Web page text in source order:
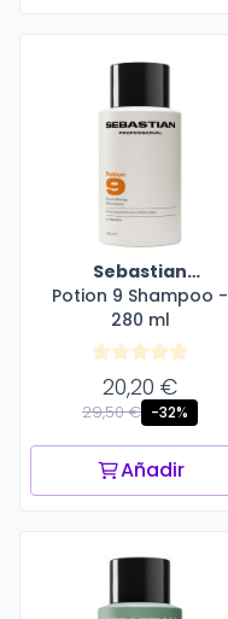
Sebastian
Professional
Potion 9 Shampoo -
280 ml
20,20 €
29,50 € -32%
Añadir